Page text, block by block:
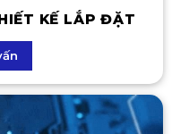
KẾ LẮP ĐẶT